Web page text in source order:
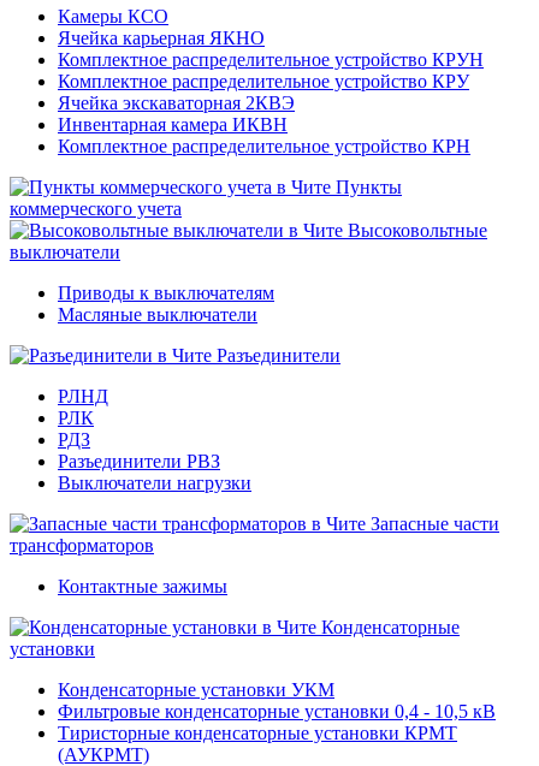
Камеры КСО
Ячейка карьерная ЯКНО
Комплектное распределительное устройство КРУН
Комплектное распределительное устройство КРУ
Ячейка экскаваторная 2КВЭ
Инвентарная камера ИКВН
Комплектное распределительное устройство КРН
Пункты
коммерческого учета
Высоковольтные
выключатели
Приводы к выключателям
Масляные выключатели
Разъединители
РЛНД
РЛК
РДЗ
Разъединители РВЗ
Выключатели нагрузки
Запасные части
трансформаторов
Контактные зажимы
Конденсаторные
установки
Конденсаторные установки УКМ
Фильтровые конденсаторные установки 0,4 - 10,5 кВ
Тиристорные конденсаторные установки КРМТ
(АУКРМТ)